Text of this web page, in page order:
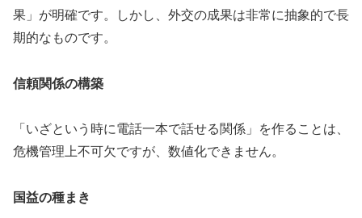
果」が明確です。しかし、外交の成果は非常に抽象的で長
期的なものです。
信頼関係の構築
「いざという時に電話一本で話せる関係」を作ることは、
危機管理上不可欠ですが、数値化できません。
国益の種まき